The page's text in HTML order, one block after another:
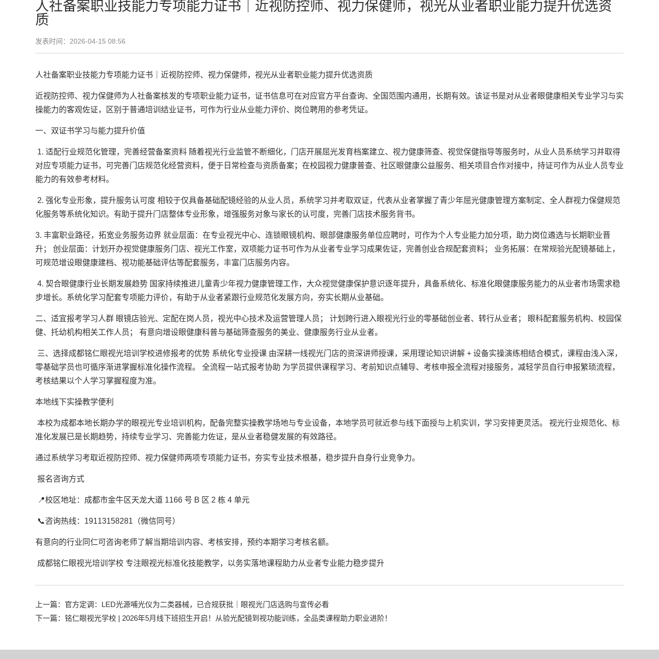
人社备案职业技能力专项能力证书｜近视防控师、视力保健师，视光从业者职业能力提升优选资
质
发表时间：2026-04-15 08:56
人社备案职业技能力专项能力证书｜近视防控师、视力保健师，视光从业者职业能力提升优选资质
近视防控师、视力保健师为人社备案核发的专项职业能力证书，证书信息可在对应官方平台查询、全国范围内通用，长期有效。该证书是对从业者眼健康相关专业学习与实
操能力的客观佐证，区别于普通培训结业证书，可作为行业从业能力评价、岗位聘用的参考凭证。
一、双证书学习与能力提升价值
1. 适配行业规范化管理，完善经营备案资料 随着视光行业监管不断细化，门店开展屈光发育档案建立、视力健康筛查、视觉保健指导等服务时，从业人员系统学习并取得
对应专项能力证书，可完善门店规范化经营资料，便于日常检查与资质备案；在校园视力健康普查、社区眼健康公益服务、相关项目合作对接中，持证可作为从业人员专业
能力的有效参考材料。
2. 强化专业形象，提升服务认可度 相较于仅具备基础配镜经验的从业人员，系统学习并考取双证，代表从业者掌握了青少年屈光健康管理方案制定、全人群视力保健规范
化服务等系统化知识。有助于提升门店整体专业形象，增强服务对象与家长的认可度，完善门店技术服务背书。
3. 丰富职业路径，拓宽业务服务边界 就业层面：在专业视光中心、连锁眼镜机构、眼部健康服务单位应聘时，可作为个人专业能力加分项，助力岗位遴选与长期职业晋
升； 创业层面：计划开办视觉健康服务门店、视光工作室，双项能力证书可作为从业者专业学习成果佐证，完善创业合规配套资料； 业务拓展：在常规验光配镜基础上，
可规范增设眼健康建档、视功能基础评估等配套服务，丰富门店服务内容。
4. 契合眼健康行业长期发展趋势 国家持续推进儿童青少年视力健康管理工作，大众视觉健康保护意识逐年提升，具备系统化、标准化眼健康服务能力的从业者市场需求稳
步增长。系统化学习配套专项能力评价，有助于从业者紧跟行业规范化发展方向，夯实长期从业基础。
二、适宜报考学习人群 眼镜店验光、定配在岗人员，视光中心技术及运营管理人员； 计划跨行进入眼视光行业的零基础创业者、转行从业者； 眼科配套服务机构、校园保
健、托幼机构相关工作人员； 有意向增设眼健康科普与基础筛查服务的美业、健康服务行业从业者。
三、选择成都铭仁眼视光培训学校进修报考的优势 系统化专业授课 由深耕一线视光门店的资深讲师授课，采用理论知识讲解 + 设备实操演练相结合模式，课程由浅入深，
零基础学员也可循序渐进掌握标准化操作流程。 全流程一站式报考协助 为学员提供课程学习、考前知识点辅导、考核申报全流程对接服务，减轻学员自行申报繁琐流程，
考核结果以个人学习掌握程度为准。
本地线下实操教学便利
本校为成都本地长期办学的眼视光专业培训机构，配备完整实操教学场地与专业设备，本地学员可就近参与线下面授与上机实训，学习安排更灵活。 视光行业规范化、标
准化发展已是长期趋势，持续专业学习、完善能力佐证，是从业者稳健发展的有效路径。
通过系统学习考取近视防控师、视力保健师两项专项能力证书，夯实专业技术根基，稳步提升自身行业竞争力。
报名咨询方式
📍校区地址：成都市金牛区天龙大道 1166 号 B 区 2 栋 4 单元
📞咨询热线：19113158281（微信同号）
有意向的行业同仁可咨询老师了解当期培训内容、考核安排，预约本期学习考核名额。
成都铭仁眼视光培训学校 专注眼视光标准化技能教学，以务实落地课程助力从业者专业能力稳步提升
上一篇： 官方定调：LED光源哺光仪为二类器械，已合规获批｜眼视光门店选购与宣传必看
下一篇： 铭仁眼视光学校 | 2026年5月线下班招生开启！从验光配镜到视功能训练，全品类课程助力职业进阶！